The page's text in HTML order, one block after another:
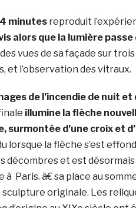
minutesreproduit
alors que la lumière passe
vues de sa façade sur
et l’observation des vitraux.
de l’incendie de nuit et
illumine la flèche
d’une croix et
lorsque la flèche s’est
décombres et est
Paris. à€ sa place au
originale. Les